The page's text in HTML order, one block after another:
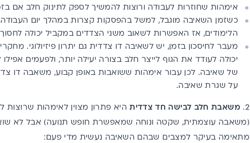
אימהות שחוזרות לעבודה ורוצות להמשיך לספק לתינוק חלב אם
כשזמן השאיבה מוגבל, למשל בהפסקות קצרות במהלך יום העבודה,
הלימודים, אז האפשרות לשאוב משני הצדדים במקביל יכולה
מעבר לחיסכון בזמן, יש לשאיבה דו צדדית גם יתרון פיזיולוגי.
יכולה לעודד את הגוף לייצר חלב בצורה יעילה יותר, ולפעמים
של שאיבה. לכן עבור אימהות ששואבות באופן קבוע, משאבה דו
על שגרת שאיבה.
2. משאבת חלב לבישה חד צדדיתהיא פתרון מצוין לאימהות
(משאבה עוצמתית, שקטה ונוחה שמאפשרת חופש תנועה) אבל לא
מתאימה בעיקר למצבים שבהם השאיבה נעשית מדי פעם: